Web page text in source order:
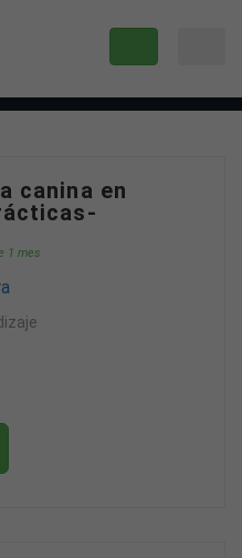
canina en
1 mes